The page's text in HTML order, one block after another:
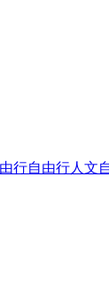
行自由行人文